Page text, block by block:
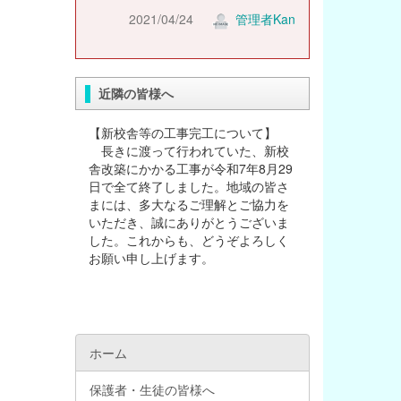
2021/04/24 管理者Kan
近隣の皆様へ
【新校舎等の工事完工について】
長きに渡って行われていた、新校
舎改築にかかる工事が令和7年8月29
日で全て終了しました。地域の皆さ
まには、多大なるご理解とご協力を
いただき、誠にありがとうございま
した。これからも、どうぞよろしく
お願い申し上げます。
ホーム
保護者・生徒の皆様へ